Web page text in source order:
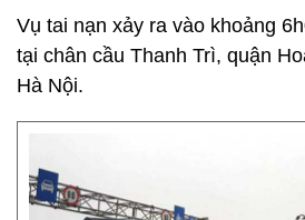
Vụ tai nạn xảy ra vào khoảng
tại chân cầu Thanh Trì, quận
Hà Nội.